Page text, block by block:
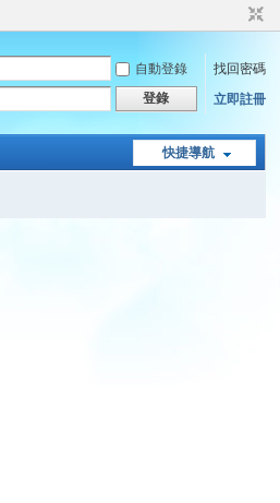
自動登錄
找回密碼
登錄 立即註冊
快捷導航